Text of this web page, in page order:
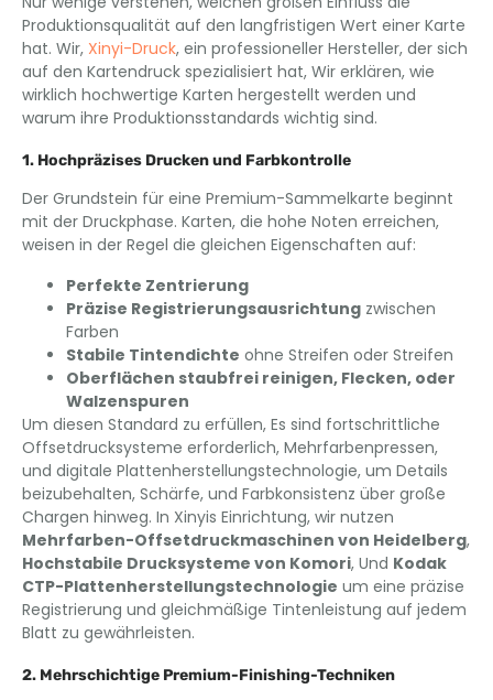
Produktionsqualität auf den langfristigen Wert einer Karte
hat. Wir, Xinyi-Druck, ein professioneller Hersteller, der sich
auf den Kartendruck spezialisiert hat, Wir erklären, wie
wirklich hochwertige Karten hergestellt werden und
warum ihre Produktionsstandards wichtig sind.
1. Hochpräzises Drucken und Farbkontrolle
Der Grundstein für eine Premium-Sammelkarte beginnt
mit der Druckphase. Karten, die hohe Noten erreichen,
weisen in der Regel die gleichen Eigenschaften auf:
Perfekte Zentrierung
Präzise Registrierungsausrichtung zwischen
Farben
Stabile Tintendichte ohne Streifen oder Streifen
Oberflächen staubfrei reinigen, Flecken, oder
Walzenspuren
Um diesen Standard zu erfüllen, Es sind fortschrittliche
Offsetdrucksysteme erforderlich, Mehrfarbenpressen,
und digitale Plattenherstellungstechnologie, um Details
beizubehalten, Schärfe, und Farbkonsistenz über große
Chargen hinweg. In Xinyis Einrichtung, wir nutzen
Mehrfarben-Offsetdruckmaschinen von Heidelberg,
Hochstabile Drucksysteme von Komori, Und Kodak
CTP-Plattenherstellungstechnologie um eine präzise
Registrierung und gleichmäßige Tintenleistung auf jedem
Blatt zu gewährleisten.
2. Mehrschichtige Premium-Finishing-Techniken